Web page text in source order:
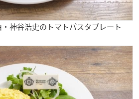
神谷浩史のトマトパスタプレート